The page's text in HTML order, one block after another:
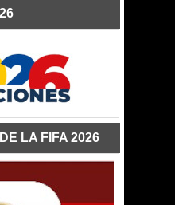
LA FIFA 2026